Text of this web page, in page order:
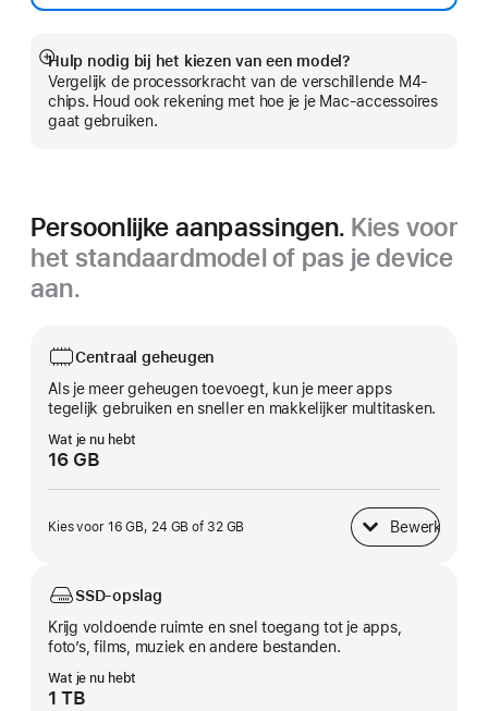
Hulp nodig bij het kiezen van een model?
Vergelijk de processorkracht van de verschillende M4-
chips. Houd ook rekening met hoe je je Mac-accessoires
gaat gebruiken.
Meer
Persoonlijke aanpassingen. Kies voor
het standaardmodel of pas je device
aan.
Centraal geheugen
Als je meer geheugen toevoegt, kun je meer apps
tegelijk gebruiken en sneller en makkelijker multitasken.
Wat je nu hebt
16 GB
Kies voor 16 GB, 24 GB of 32 GB Bewerk
Centraal geheugen
SSD-opslag
Krijg voldoende ruimte en snel toegang tot je apps,
foto’s, films, muziek en andere bestanden.
Wat je nu hebt
1 TB